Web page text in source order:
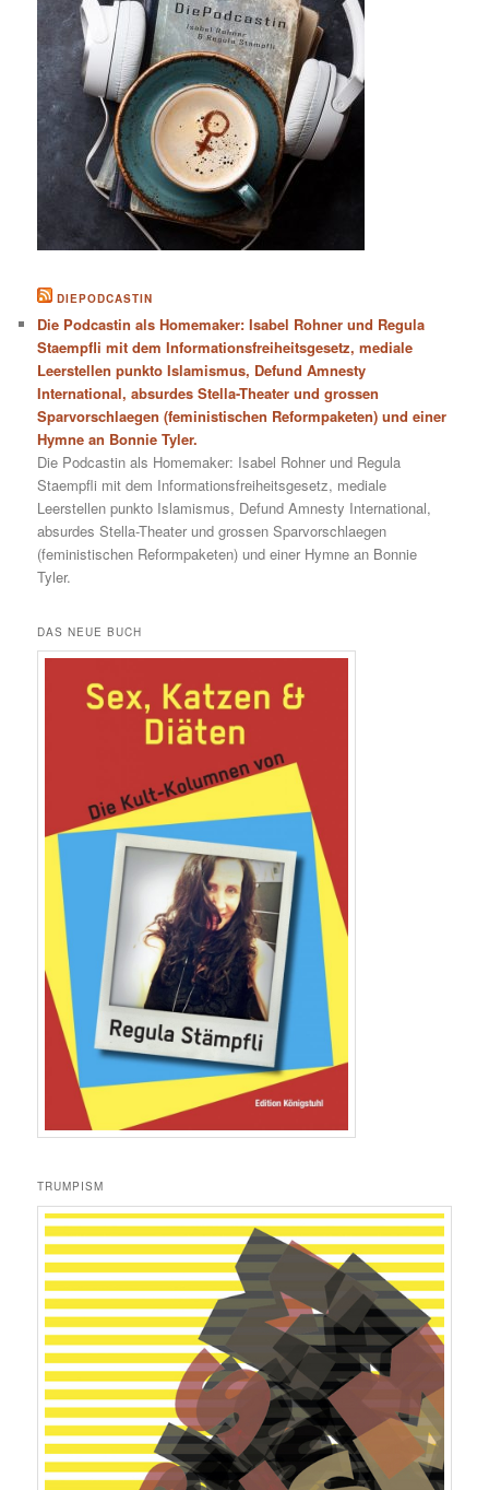
DIEPODCASTIN
Die Podcastin als Homemaker: Isabel Rohner und Regula
Staempfli mit dem Informationsfreiheitsgesetz, mediale
Leerstellen punkto Islamismus, Defund Amnesty
International, absurdes Stella-Theater und grossen
Sparvorschlaegen (feministischen Reformpaketen) und einer
Hymne an Bonnie Tyler.
Die Podcastin als Homemaker: Isabel Rohner und Regula
Staempfli mit dem Informationsfreiheitsgesetz, mediale
Leerstellen punkto Islamismus, Defund Amnesty International,
absurdes Stella-Theater und grossen Sparvorschlaegen
(feministischen Reformpaketen) und einer Hymne an Bonnie
Tyler.
DAS NEUE BUCH
TRUMPISM